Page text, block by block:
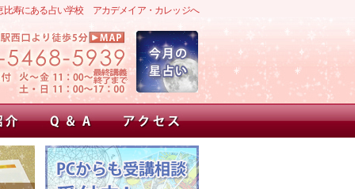
比寿にある占い学校 アカデメイア・カレッジへ